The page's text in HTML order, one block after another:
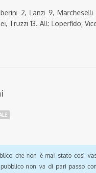
2, Lanzi 9,
Truzzi 13. All: Loperfido;
che non è mai stato così
non va di pari passo